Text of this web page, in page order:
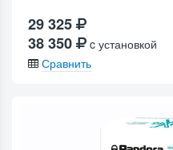
29 325
38 350
c установкой
Сравнить